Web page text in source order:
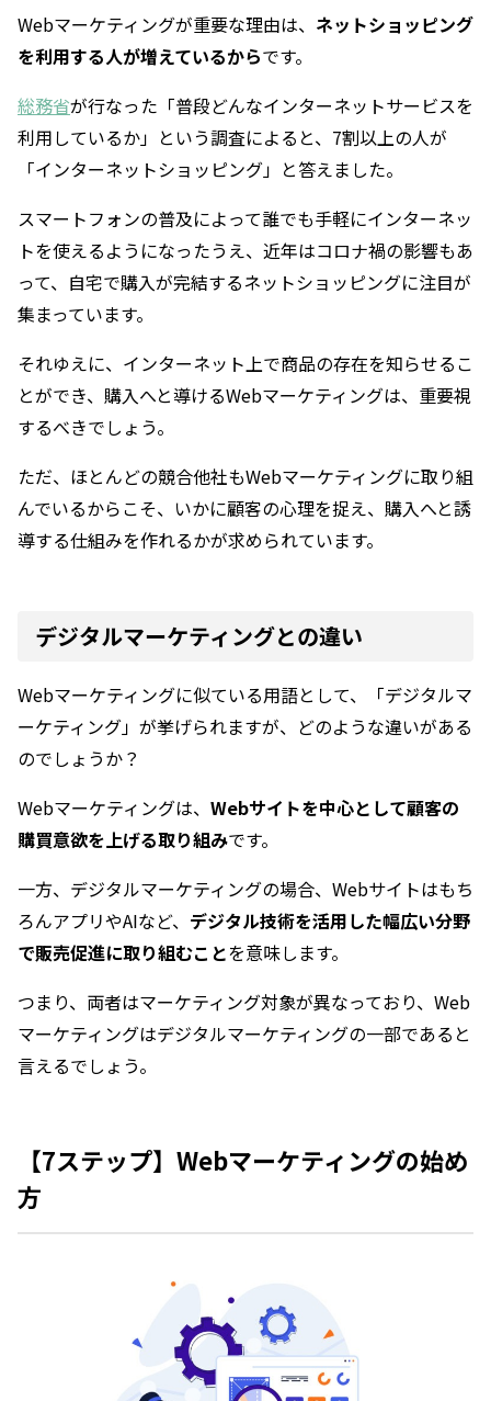
Webマーケティングが重要な理由は、 ネットショッピング
を利用する人が増えているからです。
総務省が行なった「普段どんなインターネットサービスを
利用しているか」という調査によると、7割以上の人が
「インターネットショッピング」と答えました。
スマートフォンの普及によって誰でも手軽にインターネッ
トを使えるようになったうえ、近年はコロナ禍の影響もあ
って、自宅で購入が完結するネットショッピングに注目が
集まっています。
それゆえに、インターネット上で商品の存在を知らせるこ
とができ、購入へと導けるWebマーケティングは、重要視
するべきでしょう。
ただ、ほとんどの競合他社もWebマーケティングに取り組
んでいるからこそ、いかに顧客の心理を捉え、購入へと誘
導する仕組みを作れるかが求められています。
デジタルマーケティングとの違い
Webマーケティングに似ている用語として、「デジタルマ
ーケティング」が挙げられますが、どのような違いがある
のでしょうか？
Webマーケティングは、 Webサイトを中心として顧客の
購買意欲を上げる取り組みです。
一方、デジタルマーケティングの場合、Webサイトはもち
ろんアプリやAIなど、 デジタル技術を活用した幅広い分野
で販売促進に取り組むことを意味します。
つまり、両者はマーケティング対象が異なっており、Web
マーケティングはデジタルマーケティングの一部であると
言えるでしょう。
【7ステップ】Webマーケティングの始め
方